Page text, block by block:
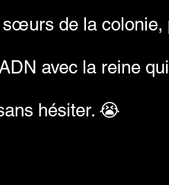
de la colonie,
avec la reine
hésiter. 😭